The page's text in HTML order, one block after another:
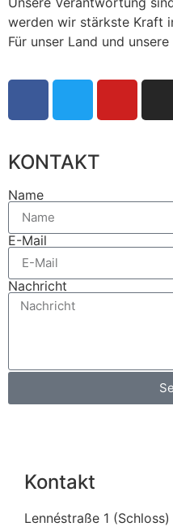
werden wir stärkste Kraft
Für unser Land und unsere
KONTAKT
Name
E-Mail
Nachricht
Kontakt
Lennéstraße 1 (Schloss)